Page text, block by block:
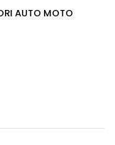
AUTO MOTO